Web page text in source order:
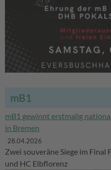
mB1
mB1 gewinnt erstmalig
in Bremen
28.04.2026
Zwei souveräne Siege im Final
und HC Elbflorenz